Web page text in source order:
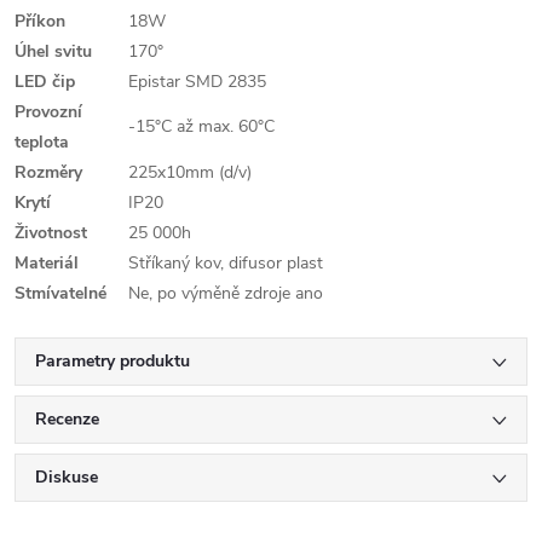
Příkon
18W
Úhel svitu
170°
LED čip
Epistar SMD 2835
Provozní
teplota
-15°C až max. 60°C
Rozměry
225x10mm (d/v)
Krytí
IP20
Životnost
25 000h
Materiál
Stříkaný kov, difusor plast
Stmívatelné
Ne, po výměně zdroje ano
Parametry produktu
Recenze
Diskuse